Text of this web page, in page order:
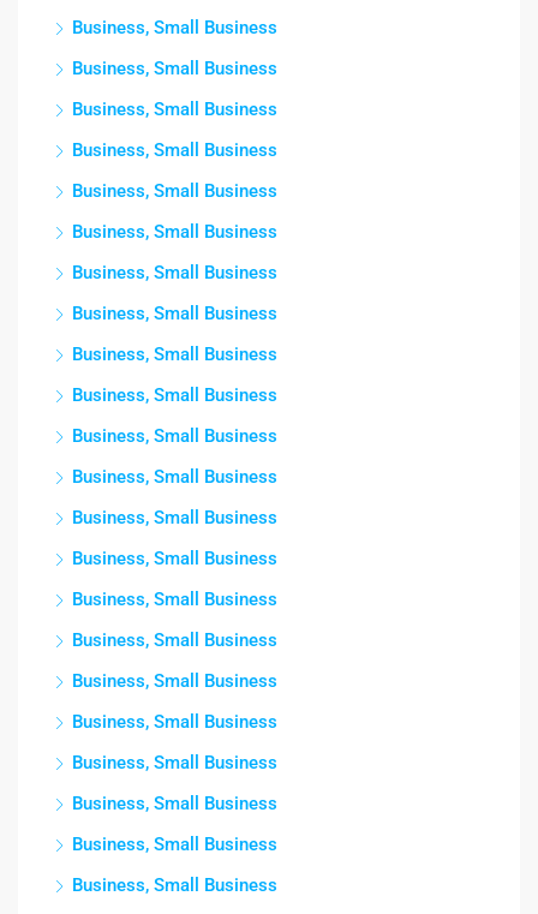
Business, Small Business
Business, Small Business
Business, Small Business
Business, Small Business
Business, Small Business
Business, Small Business
Business, Small Business
Business, Small Business
Business, Small Business
Business, Small Business
Business, Small Business
Business, Small Business
Business, Small Business
Business, Small Business
Business, Small Business
Business, Small Business
Business, Small Business
Business, Small Business
Business, Small Business
Business, Small Business
Business, Small Business
Business, Small Business